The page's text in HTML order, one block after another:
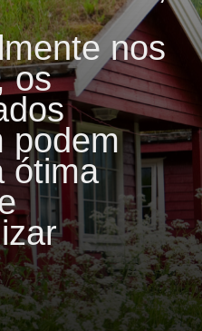
nos
os
podem
ótima